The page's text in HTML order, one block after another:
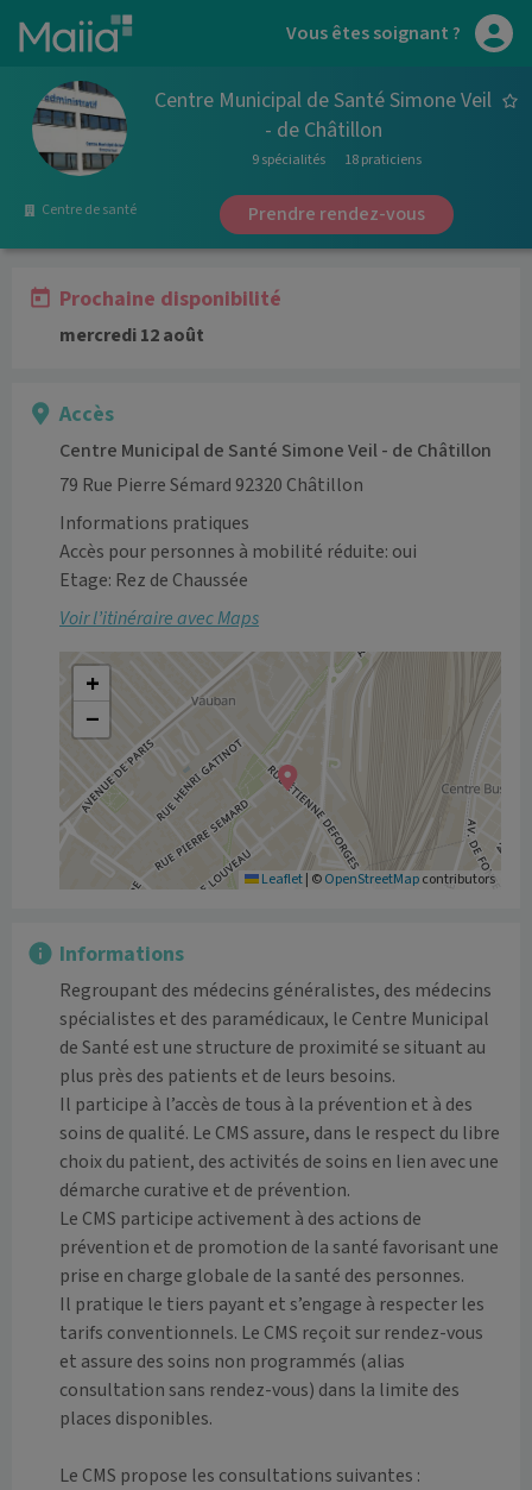
Aller au contenu principal Vous êtes soignant ?
Centre Municipal de Santé Simone Veil
- de Châtillon
9 spécialités 18 praticiens
Centre de santé Prendre rendez-vous
Prochaine disponibilité
mercredi 12 août
Accès
Centre Municipal de Santé Simone Veil - de Châtillon
79 Rue Pierre Sémard 92320 Châtillon
Informations pratiques
Accès pour personnes à mobilité réduite: oui
Etage: Rez de Chaussée
Voir l’itinéraire avec Maps
+
−
Leaflet| ©OpenStreetMapcontributors
Informations
Regroupant des médecins généralistes, des médecins
spécialistes et des paramédicaux, le Centre Municipal
de Santé est une structure de proximité se situant au
plus près des patients et de leurs besoins.
Il participe à l’accès de tous à la prévention et à des
soins de qualité. Le CMS assure, dans le respect du libre
choix du patient, des activités de soins en lien avec une
démarche curative et de prévention.
Le CMS participe activement à des actions de
prévention et de promotion de la santé favorisant une
prise en charge globale de la santé des personnes.
Il pratique le tiers payant et s’engage à respecter les
tarifs conventionnels. Le CMS reçoit sur rendez-vous
et assure des soins non programmés (alias
consultation sans rendez-vous) dans la limite des
places disponibles.
Le CMS propose les consultations suivantes :